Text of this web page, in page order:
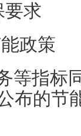
要求
政策
等指标
公布的